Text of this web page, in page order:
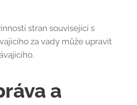
stran související s
za vady může upravit
a